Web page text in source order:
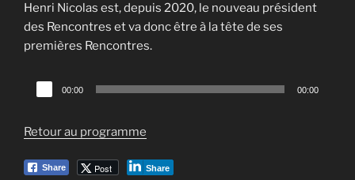
Henri Nicolas est, depuis 2020, le nouveau président
des Rencontres et va donc être à la tête de ses
premières Rencontres.
Lecteur
audio
00:00 00:00
Retour au programme
Share Post Share